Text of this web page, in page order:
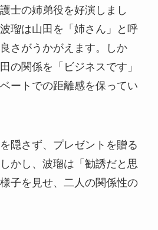
士の姉弟役を好演しまし
瑠は山田を「姉さん」と呼
さがうかがえます。しか
の関係を「ビジネスです」
ートでの距離感を保ってい
隠さず、プレゼントを贈る
かし、波瑠は「勧誘だと思
子を見せ、二人の関係性の